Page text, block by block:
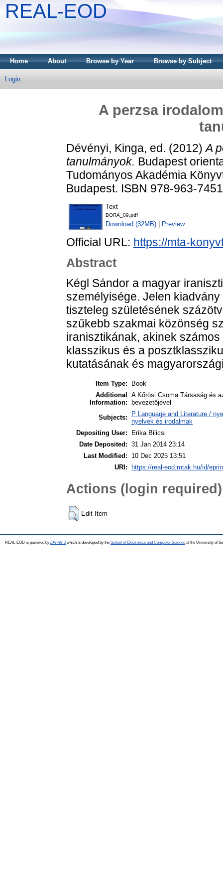
REAL-EOD
Home About Browse by Year Browse by Subject
Login
A perzsa
Dévényi, Kinga, ed. (2012)A
tanulmányok. Budapest
Tudományos Akadémia
Budapest. ISBN 978-963-
Text
BORA_09.pdf
Download (32MB) Preview
Official URL: https://mta-
Abstract
Kégl Sándor a magyar
személyisége. Jelen
tiszteleg születésének
szűkebb szakmai közönség
iranisztikának, akinek
klasszikus és a
kutatásának és
Item Type:
Book
Additional
Information:
A Kőrösi Csoma Társaság és
bevezetőjével
Subjects:
P Language and Literature /
nyelvek és irodalmak
Depositing User:
Erika Bilicsi
Date Deposited: 31 Jan 2014 23:14
Last Modified:
10 Dec 2025 13:51
URI:
https://real-eod.mtak.hu/id/
Actions (login required)
Edit Item
REAL-EOD is powered by EPrints 3which is developed by the School of Electronics and Computer Science at the University of